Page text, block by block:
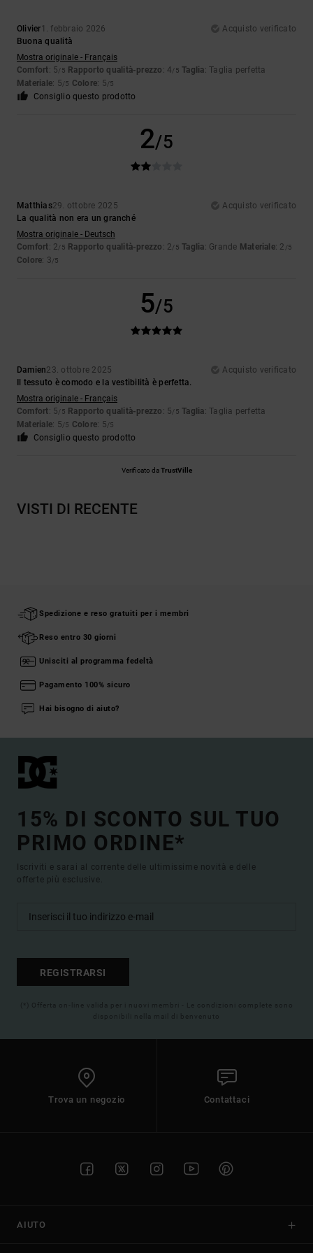
Olivier1. febbraio 2026
Acquisto verificato
Buona qualità
Mostra originale - Français
Comfort: 5/5 Rapporto qualità-prezzo : 4/5 Taglia: Taglia perfetta
Materiale: 5/5 Colore: 5/5
Consiglio questo prodotto
2/5
Matthias29. ottobre 2025
Acquisto verificato
La qualità non era un granché
Mostra originale - Deutsch
Comfort: 2/5 Rapporto qualità-prezzo : 2/5 Taglia: Grande Materiale: 2 /5
Colore: 3/5
5/5
Damien23. ottobre 2025
Acquisto verificato
Il tessuto è comodo e la vestibilità è perfetta.
Mostra originale - Français
Comfort: 5/5 Rapporto qualità-prezzo : 5/5 Taglia: Taglia perfetta
Materiale: 5/5 Colore: 5/5
Consiglio questo prodotto
Verificato daTrustVille
VISTI DI RECENTE
Spedizione e reso gratuiti per i membri
Reso entro 30 giorni
Unisciti al programma fedeltà
Pagamento 100% sicuro
Hai bisogno di aiuto?
15% DI SCONTO SUL TUO
PRIMO ORDINE*
Iscriviti e sarai al corrente delle ultimissime novità e delle
offerte più esclusive.
REGISTRARSI
(*) Offerta on-line valida per i nuovi membri - Le condizioni complete sono
disponibili nella mail di benvenuto
Trova un negozio Contattaci
AIUTO